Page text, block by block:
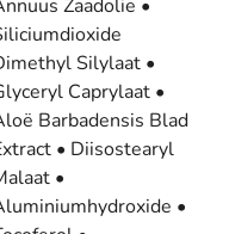
Zaadolie •
Silylaat •
Caprylaat •
Barbadensis Blad
• Diisostearyl
•
•